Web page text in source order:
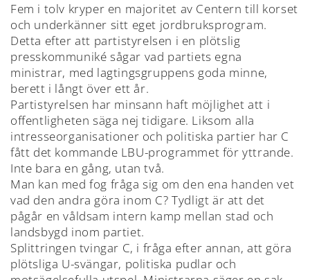
Fem i tolv kryper en majoritet av Centern till korset
och underkänner sitt eget jordbruksprogram.
Detta efter att partistyrelsen i en plötslig
presskommuniké sågar vad partiets egna
ministrar, med lagtingsgruppens goda minne,
berett i långt över ett år.
Partistyrelsen har minsann haft möjlighet att i
offentligheten säga nej tidigare. Liksom alla
intresseorganisationer och politiska partier har C
fått det kommande LBU-programmet för yttrande.
Inte bara en gång, utan två.
Man kan med fog fråga sig om den ena handen vet
vad den andra göra inom C? Tydligt är att det
pågår en våldsam intern kamp mellan stad och
landsbygd inom partiet.
Splittringen tvingar C, i fråga efter annan, att göra
plötsliga U-svängar, politiska pudlar och